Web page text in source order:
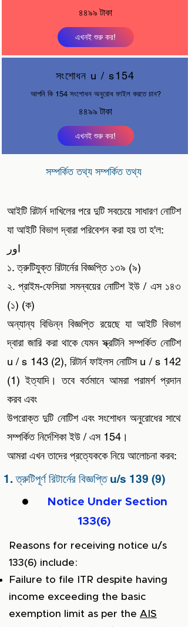
৪৪৯৯ টাকা
এখনই শুরু কর!
সংশোধন u / s154
আপনি কি 154 সংশোধন অনুরোধ ফাইল করতে চান?
৪৪৯৯ টাকা
এখনই শুরু কর!
সম্পর্কিত তথ্য সম্পর্কিত তথ্য
আইটি রিটার্ন দাখিলের পরে দুটি সবচেয়ে সাধারণ নোটিশ
যা আইটি বিভাগ দ্বারা পরিবেশন করা হয় তা হ'ল:
اور
১. ত্রুটিযুক্ত রিটার্নের বিজ্ঞপ্তি ১৩৯ (৯)
২. প্রাইম-ফেসিয়া সমন্বয়ের নোটিশ ইউ / এস ১৪৩
(১) (ক)
অন্যান্য বিভিন্ন বিজ্ঞপ্তি রয়েছে যা আইটি বিভাগ
দ্বারা জারি করা থাকে যেমন স্ক্রটিনি সম্পর্কিত নোটিশ
u / s 143 (2), রিটার্ন ফাইলস নোটিস u / s 142
(1) ইত্যাদি। তবে বর্তমানে আমরা পরামর্শ প্রদান
করব এবং
উপরোক্ত দুটি নোটিশ এবং সংশোধন অনুরোধের সাথে
সম্পর্কিত নির্দেশিকা ইউ / এস 154।
আমরা এখন তাদের প্রত্যেককে নিয়ে আলোচনা করব:
1. ত্রুটিপূর্ণ রিটার্নের বিজ্ঞপ্তি u/s 139 (9)
●
Notice Under Section
133(6)
Reasons for receiving notice u/s
133(6) include:
Failure to file ITR despite having
income exceeding the basic
exemption limit as per the AIS